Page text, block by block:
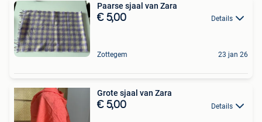
Paarse sjaal van Zara
€ 5,00 Details
Zottegem 23 jan 26
Grote sjaal van Zara
€ 5,00 Details